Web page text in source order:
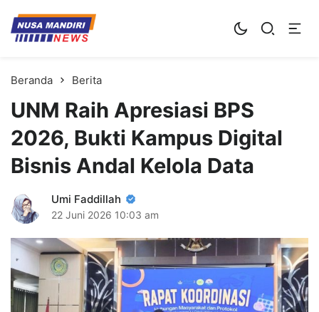
Kampus Digital Bisnis
Universitas Nusa Mandiri
Beranda Berita
UNM Raih Apresiasi BPS
2026, Bukti Kampus Digital
Bisnis Andal Kelola Data
Umi Faddillah
22 Juni 2026 10:03 am